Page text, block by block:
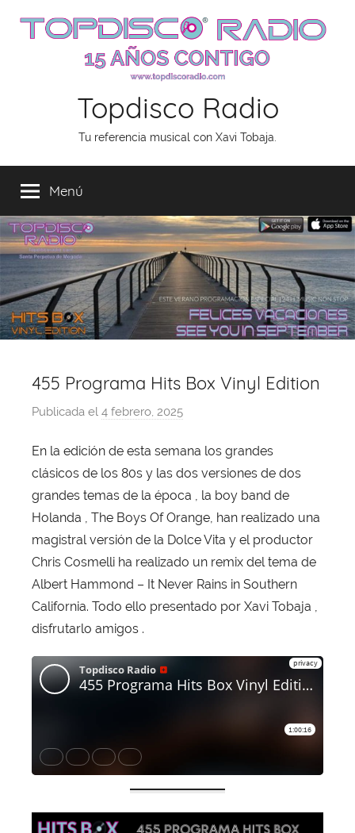
Topdisco Radio
Tu referencia musical con Xavi Tobaja.
Menú
455 Programa Hits Box Vinyl Edition
Publicada el 4 febrero, 2025
r
X
a
v
i
T
a
En la edición de esta semana los grandes
clásicos de los 80s y las dos versiones de dos
grandes temas de la época , la boy band de
Holanda , The Boys Of Orange, han realizado una
magistral versión de la Dolce Vita y el productor
Chris Cosmelli ha realizado un remix del tema de
Albert Hammond – It Never Rains in Southern
California. Todo ello presentado por Xavi Tobaja ,
disfrutarlo amigos .